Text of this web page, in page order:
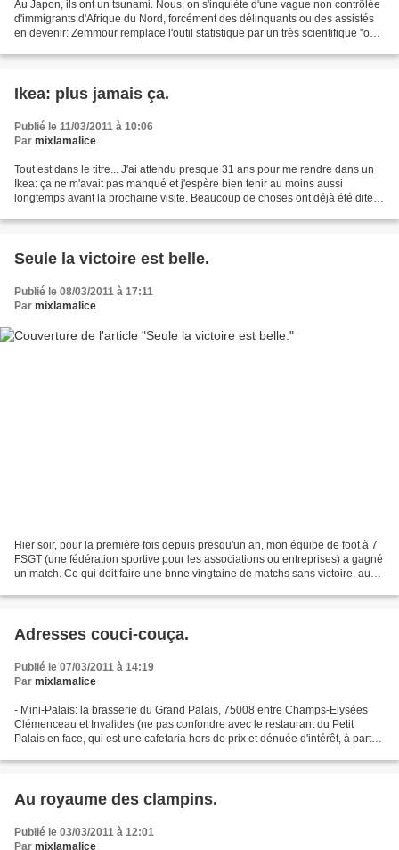
Au Japon, ils ont un tsunami. Nous, on s'inquiète d'une vague non contrôlée
d'immigrants d'Afrique du Nord, forcément des délinquants ou des assistés
en devenir: Zemmour remplace l'outil statistique par un très scientifique "on
Ikea: plus jamais ça.
Publié le 11/03/2011 à 10:06
Par mixlamalice
Tout est dans le titre... J'ai attendu presque 31 ans pour me rendre dans un
Ikea: ça ne m'avait pas manqué et j'espère bien tenir au moins aussi
longtemps avant la prochaine visite. Beaucoup de choses ont déjà été dites
Seule la victoire est belle.
Publié le 08/03/2011 à 17:11
Par mixlamalice
Hier soir, pour la première fois depuis presqu'un an, mon équipe de foot à 7
FSGT (une fédération sportive pour les associations ou entreprises) a gagné
un match. Ce qui doit faire une bnne vingtaine de matchs sans victoire, aussi
Adresses couci-couça.
Publié le 07/03/2011 à 14:19
Par mixlamalice
- Mini-Palais: la brasserie du Grand Palais, 75008 entre Champs-Elysées
Clémenceau et Invalides (ne pas confondre avec le restaurant du Petit
Palais en face, qui est une cafetaria hors de prix et dénuée d'intérêt, à part
Au royaume des clampins.
Publié le 03/03/2011 à 12:01
Par mixlamalice